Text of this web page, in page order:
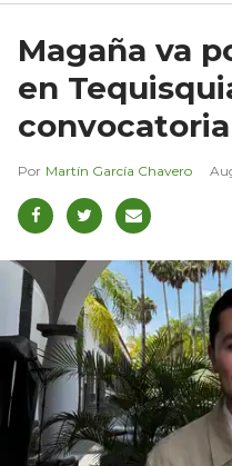
Magaña va
en
Martín García Chavero